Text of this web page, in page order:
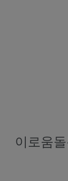
이로움